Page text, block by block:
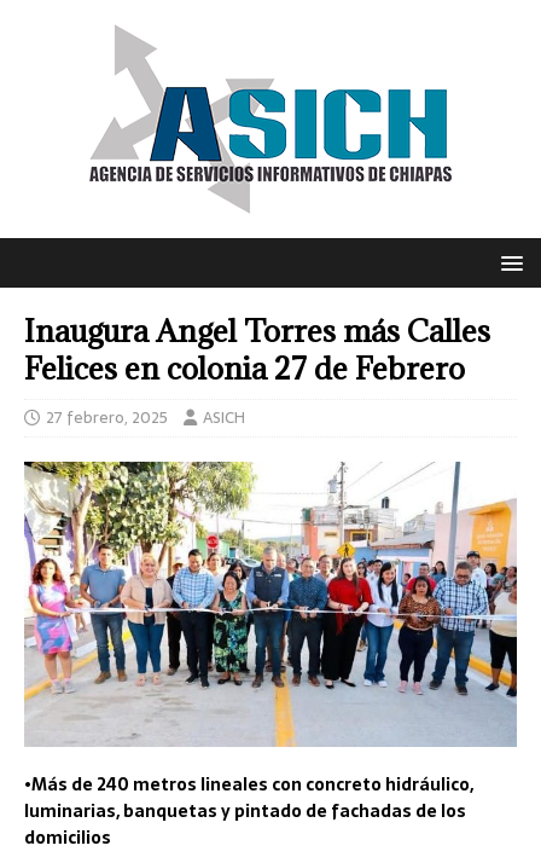
Inaugura Angel Torres más Calles
Felices en colonia 27 de Febrero
27 febrero, 2025 ASICH
•Más de 240 metros lineales con concreto hidráulico,
luminarias, banquetas y pintado de fachadas de los
domicilios